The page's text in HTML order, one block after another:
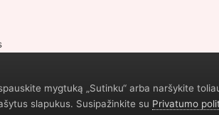
mygtuką „Sutinku“ arba naršykite
slapukus. Susipažinkite su Privatumo